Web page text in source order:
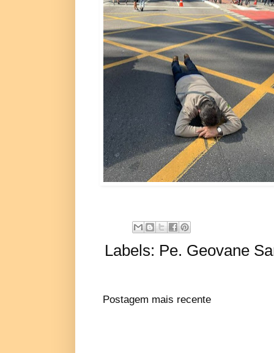
Labels: Pe. Geovane
Postagem mais recente